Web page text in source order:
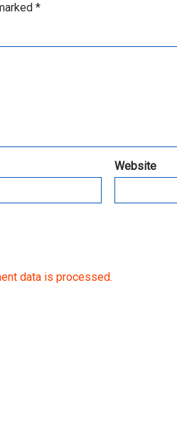
*
Website
data is processed.